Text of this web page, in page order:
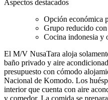
Aspectos destacados
Opción económica
Grupo reducido con
Cocina indonesia y
El M/V NusaTara aloja
baño privado y aire
presupuesto con cómodo
Nacional de Komodo. Los
interior que cuenta con aire
y comedor. La comida se